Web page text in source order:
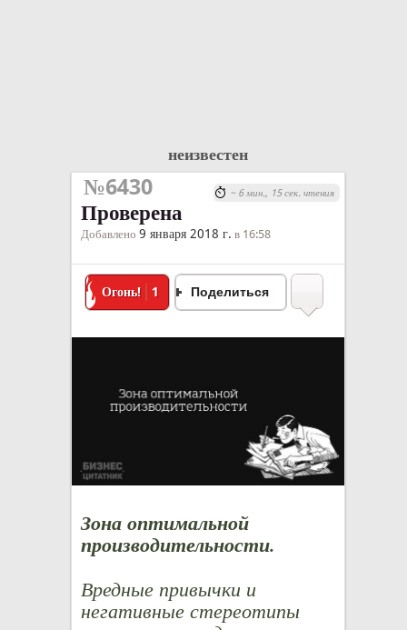
неизвестен
№6430
Проверена
Добавлено 9 января 2018 г. в 16:58
Огонь! 1 Поделиться
Зона оптимальной
производительности.
Вредные привычки и
негативные стереотипы
~ 6 мин., 15 сек. чтения